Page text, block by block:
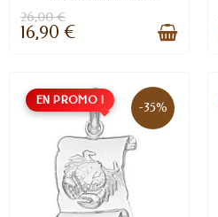
26,00 €
16,90 €
EN PROMO ! -35%